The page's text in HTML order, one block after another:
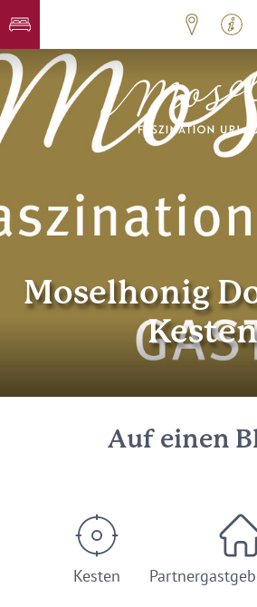
Moselhonig
Kesten
Auf einen
Kesten